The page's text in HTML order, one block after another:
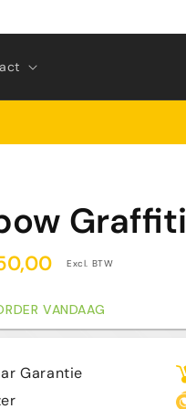
Graffiti
Excl. BTW
VANDAAG
Garantie